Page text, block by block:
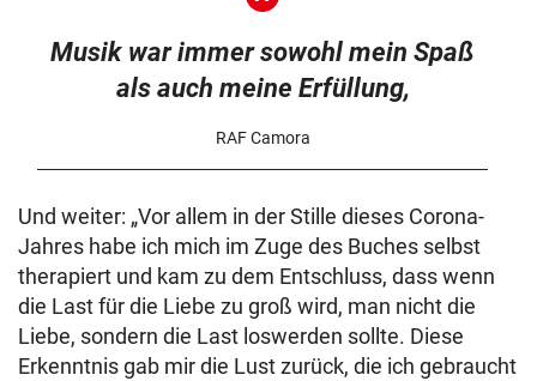
Musik war immer sowohl mein Spaß
als auch meine Erfüllung,
RAF Camora
Und weiter: „Vor allem in der Stille dieses Corona-
Jahres habe ich mich im Zuge des Buches selbst
therapiert und kam zu dem Entschluss, dass wenn
die Last für die Liebe zu groß wird, man nicht die
Liebe, sondern die Last loswerden sollte. Diese
Erkenntnis gab mir die Lust zurück, die ich gebraucht